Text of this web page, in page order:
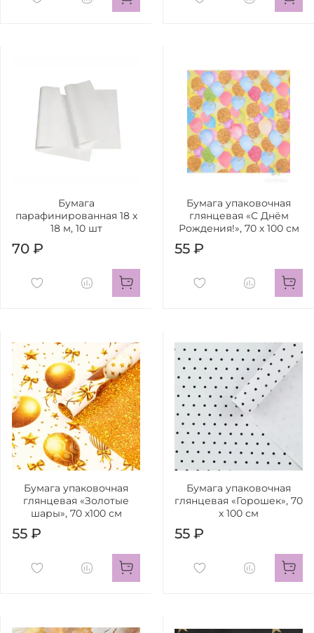
Бумага
парафинированная 18 х
18 м, 10 шт
70 ₽
Бумага упаковочная
глянцевая «С Днём
Рождения!», 70 х 100 см
55 ₽
Бумага упаковочная
глянцевая «Золотые
шары», 70 х100 см
55 ₽
Бумага упаковочная
глянцевая «Горошек», 70
х 100 см
55 ₽